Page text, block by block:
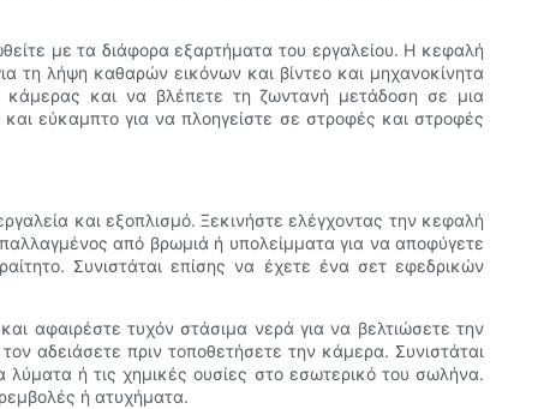
με τα διάφορα εξαρτήματα του εργαλείου. Η κεφαλή
τη λήψη καθαρών εικόνων και βίντεο και μηχανοκίνητα
κάμερας και να βλέπετε τη ζωντανή μετάδοση σε μια
εύκαμπτο για να πλοηγείστε σε στροφές και στροφές
και εξοπλισμό. Ξεκινήστε ελέγχοντας την κεφαλή
από βρωμιά ή υπολείμματα για να αποφύγετε
Συνιστάται επίσης να έχετε ένα σετ εφεδρικών
αφαιρέστε τυχόν στάσιμα νερά για να βελτιώσετε την
αδειάσετε πριν τοποθετήσετε την κάμερα. Συνιστάται
ή τις χημικές ουσίες στο εσωτερικό του σωλήνα.
ή ατυχήματα.